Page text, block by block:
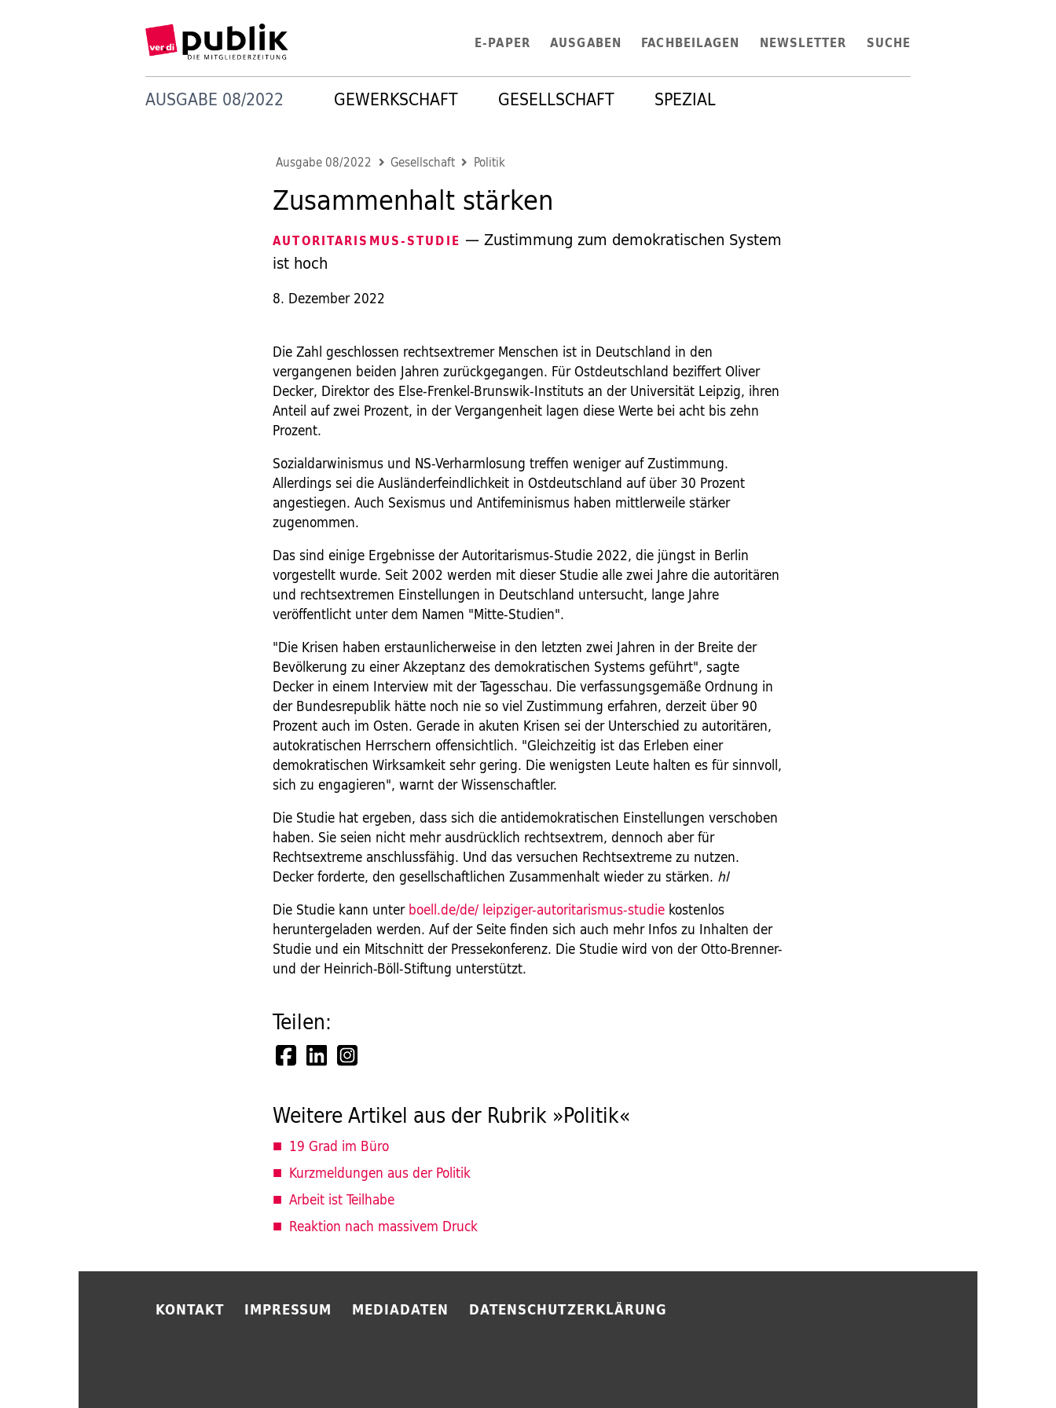
E-PAPER AUSGABEN FACHBEILAGEN NEWSLETTER SUCHE
AUSGABE 08/2022 GEWERKSCHAFT GESELLSCHAFT SPEZIAL
Ausgabe 08/2022 Gesellschaft Politik
Zusammenhalt stärken
AUTORITARISMUS-STUDIE — Zustimmung zum demokratischen System
ist hoch
8. Dezember 2022
Die Zahl geschlossen rechtsextremer Menschen ist in Deutschland in den
vergangenen beiden Jahren zurückgegangen. Für Ostdeutschland beziffert Oliver
Decker, Direktor des Else-Frenkel-Brunswik-Instituts an der Universität Leipzig, ihren
Anteil auf zwei Prozent, in der Vergangenheit lagen diese Werte bei acht bis zehn
Prozent.
Sozialdarwinismus und NS-Verharmlosung treffen weniger auf Zustimmung.
Allerdings sei die Ausländerfeindlichkeit in Ostdeutschland auf über 30 Prozent
angestiegen. Auch Sexismus und Antifeminismus haben mittlerweile stärker
zugenommen.
Das sind einige Ergebnisse der Autoritarismus-Studie 2022, die jüngst in Berlin
vorgestellt wurde. Seit 2002 werden mit dieser Studie alle zwei Jahre die autoritären
und rechtsextremen Einstellungen in Deutschland untersucht, lange Jahre
veröffentlicht unter dem Namen "Mitte-Studien".
"Die Krisen haben erstaunlicherweise in den letzten zwei Jahren in der Breite der
Bevölkerung zu einer Akzeptanz des demokratischen Systems geführt", sagte
Decker in einem Interview mit der Tagesschau. Die verfassungsgemäße Ordnung in
der Bundesrepublik hätte noch nie so viel Zustimmung erfahren, derzeit über 90
Prozent auch im Osten. Gerade in akuten Krisen sei der Unterschied zu autoritären,
autokratischen Herrschern offensichtlich. "Gleichzeitig ist das Erleben einer
demokratischen Wirksamkeit sehr gering. Die wenigsten Leute halten es für sinnvoll,
sich zu engagieren", warnt der Wissenschaftler.
Die Studie hat ergeben, dass sich die antidemokratischen Einstellungen verschoben
haben. Sie seien nicht mehr ausdrücklich rechtsextrem, dennoch aber für
Rechtsextreme anschlussfähig. Und das versuchen Rechtsextreme zu nutzen.
Decker forderte, den gesellschaftlichen Zusammenhalt wieder zu stärken. hl
Die Studie kann unterboell.de/de/ leipziger-autoritarismus-studie kostenlos
heruntergeladen werden. Auf der Seite finden sich auch mehr Infos zu Inhalten der
Studie und ein Mitschnitt der Pressekonferenz. Die Studie wird von der Otto-Brenner-
und der Heinrich-Böll-Stiftung unterstützt.
Teilen:
Weitere Artikel aus der Rubrik »Politik«
19 Grad im Büro
Kurzmeldungen aus der Politik
Arbeit ist Teilhabe
Reaktion nach massivem Druck
KONTAKT IMPRESSUM MEDIADATEN DATENSCHUTZERKLÄRUNG